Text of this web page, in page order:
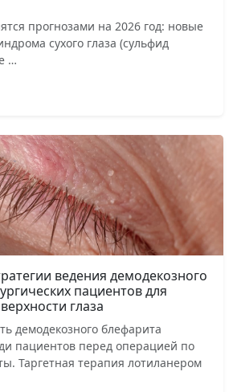
прогнозами на 2026 год: новые
сухого глаза (сульфид
…
ведения демодекозного
пациентов для
глаза
демодекозного блефарита
пациентов перед операцией по
Таргетная терапия лотиланером